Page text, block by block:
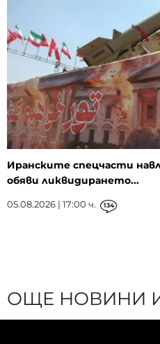
Иранските спецчасти
обяви ликвидирането...
05.08.2026 | 17:00 ч. 134
ОЩЕ НОВИНИ